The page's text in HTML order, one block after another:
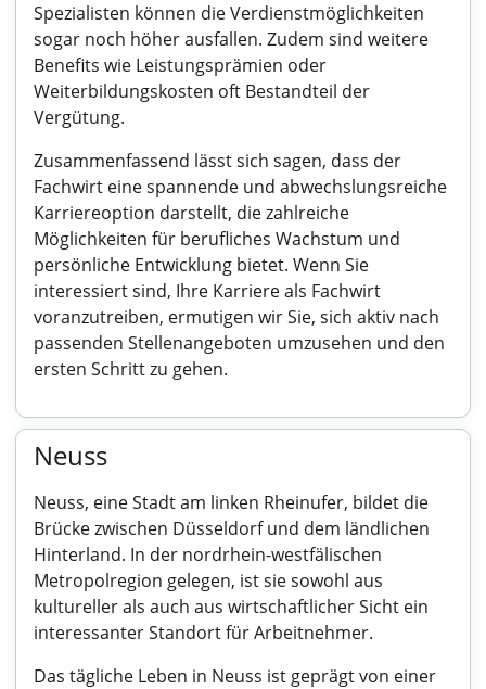
Spezialisten können die Verdienstmöglichkeiten
sogar noch höher ausfallen. Zudem sind weitere
Benefits wie Leistungsprämien oder
Weiterbildungskosten oft Bestandteil der
Vergütung.
Zusammenfassend lässt sich sagen, dass der
Fachwirt eine spannende und abwechslungsreiche
Karriereoption darstellt, die zahlreiche
Möglichkeiten für berufliches Wachstum und
persönliche Entwicklung bietet. Wenn Sie
interessiert sind, Ihre Karriere als Fachwirt
voranzutreiben, ermutigen wir Sie, sich aktiv nach
passenden Stellenangeboten umzusehen und den
ersten Schritt zu gehen.
Neuss
Neuss, eine Stadt am linken Rheinufer, bildet die
Brücke zwischen Düsseldorf und dem ländlichen
Hinterland. In der nordrhein-westfälischen
Metropolregion gelegen, ist sie sowohl aus
kultureller als auch aus wirtschaftlicher Sicht ein
interessanter Standort für Arbeitnehmer.
Das tägliche Leben in Neuss ist geprägt von einer